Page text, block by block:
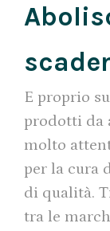
E proprio
prodotti da
molto
per la cura
di qualità.
tra le